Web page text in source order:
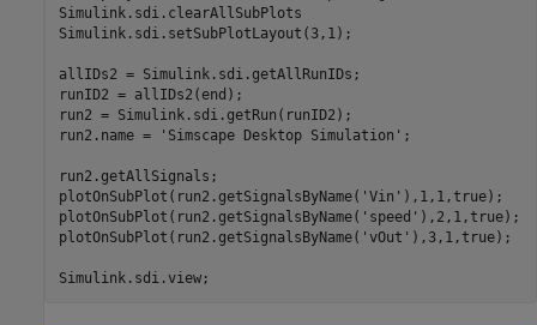
Simulink.sdi.clearAllSubPlots
Simulink.sdi.setSubPlotLayout(3,1);
allIDs2 = Simulink.sdi.getAllRunIDs;
runID2 = allIDs2(end);
run2 = Simulink.sdi.getRun(runID2);
run2.name =
'Simscape Desktop Simulation' ;
run2.getAllSignals;
plotOnSubPlot(run2.getSignalsByName( 'Vin' ),1,1,true);
plotOnSubPlot(run2.getSignalsByName( 'speed' ),2,1,true);
plotOnSubPlot(run2.getSignalsByName( 'vOut' ),3,1,true);